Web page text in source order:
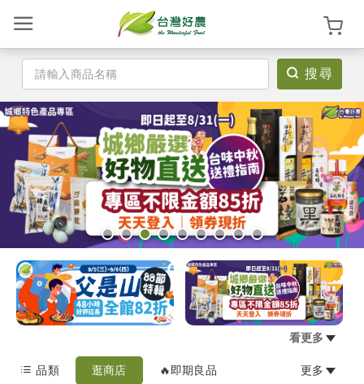
登
入
/
註
冊
首
頁
最
搜尋
看更多
品類 逛商店 🔥即期良品 更多